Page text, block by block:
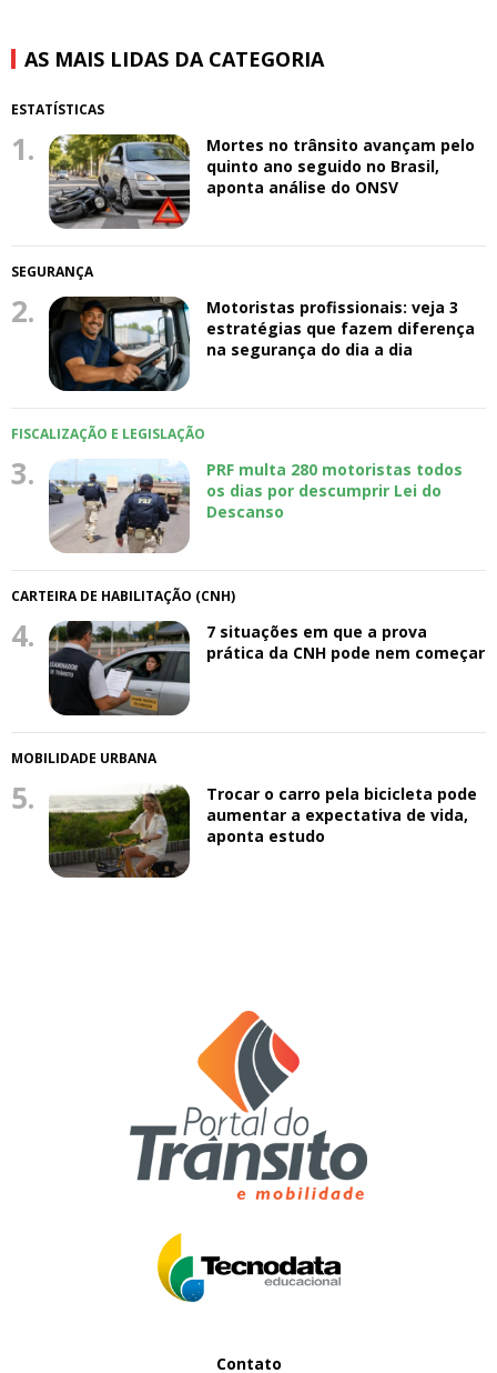
AS MAIS LIDAS DA CATEGORIA
ESTATÍSTICAS
1.
Mortes no trânsito avançam pelo
quinto ano seguido no Brasil,
aponta análise do ONSV
SEGURANÇA
2.
Motoristas profissionais: veja 3
estratégias que fazem diferença
na segurança do dia a dia
FISCALIZAÇÃO E LEGISLAÇÃO
3.
PRF multa 280 motoristas todos
os dias por descumprir Lei do
Descanso
CARTEIRA DE HABILITAÇÃO (CNH)
4.
7 situações em que a prova
prática da CNH pode nem começar
MOBILIDADE URBANA
5.
Trocar o carro pela bicicleta pode
aumentar a expectativa de vida,
aponta estudo
Contato